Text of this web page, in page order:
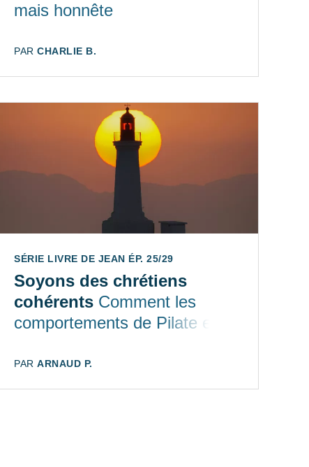
mais honnête
AUTEUR:
PAR CHARLIE B.
SÉRIE LIVRE DE JEAN ÉP. 25/29
Soyons des chrétiens
cohérents Comment les
comportements de Pilate et
Jésus éclairent nos
incohérences.
AUTEUR:
PAR ARNAUD P.